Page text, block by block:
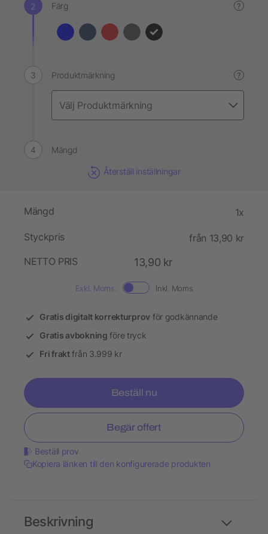
Färg ?
Produktmärkning ?
Mängd
Återställ inställningar
Mängd 1x
Styckpris
från 13,90 kr
NETTO PRIS
13,90 kr
Exkl. Moms. Inkl. Moms
Gratis digitalt korrekturprov för godkännande
Gratis avbokning före tryck
Fri fraktfrån 3.999 kr
Beställ nu
Begär offert
Beställ prov
Kopiera länken till den konfigurerade produkten
Beskrivning